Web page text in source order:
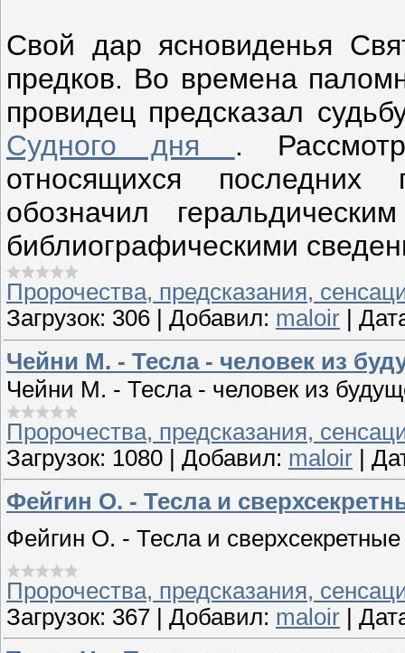
Свой дар ясновиденья
предков. Во времена
провидец предсказал
Судного дня .
относящихся последних
обозначил
библиографическими
Пророчества, предсказания,
Загрузок: 306 Добавил: maloir
Чейни М. - Тесла - человек из
Чейни М. - Тесла - человек из
Пророчества, предсказания,
Загрузок: 1080 Добавил: maloir
Фейгин О. - Тесла и
Фейгин О. - Тесла и
Пророчества, предсказания,
Загрузок: 367 Добавил: maloir